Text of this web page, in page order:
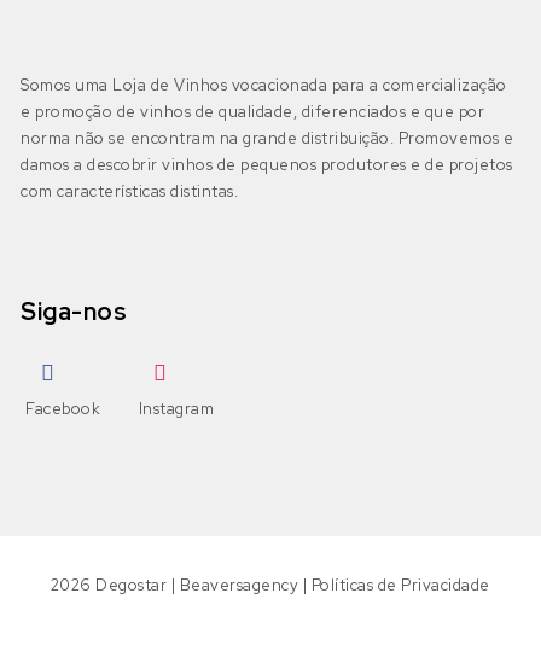
Somos uma Loja de Vinhos vocacionada para a comercialização
e promoção de vinhos de qualidade, diferenciados e que por
norma não se encontram na grande distribuição. Promovemos e
damos a descobrir vinhos de pequenos produtores e de projetos
com características distintas.
Siga-nos
Facebook Instagram
2026 Degostar | Beaversagency | Políticas de Privacidade